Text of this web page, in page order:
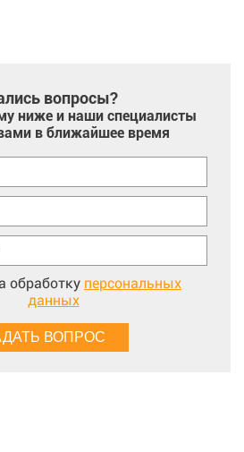
вопросы?
ниже и наши специалисты
в ближайшее время
обработку персональных
данных